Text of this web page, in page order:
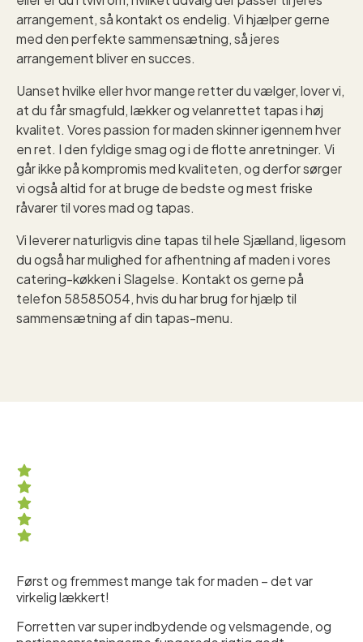
arrangement, så kontakt os endelig. Vi hjælper gerne
med den perfekte sammensætning, så jeres
arrangement bliver en succes.
Uanset hvilke eller hvor mange retter du vælger, lover vi,
at du får smagfuld, lækker og velanrettet tapas i høj
kvalitet. Vores passion for maden skinner igennem hver
en ret. I den fyldige smag og i de flotte anretninger. Vi
går ikke på kompromis med kvaliteten, og derfor sørger
vi også altid for at bruge de bedste og mest friske
råvarer til vores mad og tapas.
Vi leverer naturligvis dine tapas til hele Sjælland, ligesom
du også har mulighed for afhentning af maden i vores
catering-køkken i Slagelse. Kontakt os gerne på
telefon 58585054, hvis du har brug for hjælp til
sammensætning af din tapas-menu.
Først og fremmest mange tak for maden – det var
virkelig lækkert!
Forretten var super indbydende og velsmagende, og